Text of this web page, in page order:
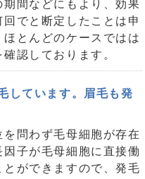
間などにもより、効果
でと断定したことは申
とんどのケースではは
認しております。
しています。眉毛も発
問わず毛母細胞が存在
子が毛母細胞に直接働
ができますので、発毛